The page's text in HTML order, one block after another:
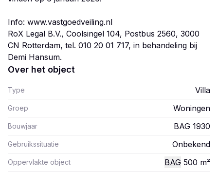
Info: www.vastgoedveiling.nl
RoX Legal B.V., Coolsingel 104, Postbus 2560, 3000
CN Rotterdam, tel. 010 20 01 717, in behandeling bij
Over het object
Type Villa
Groep Woningen
Bouwjaar BAG 1930
Gebruikssituatie Onbekend
Oppervlakte object BAG 500 m²